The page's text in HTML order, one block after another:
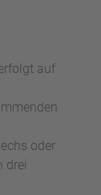
auf
oder
drei